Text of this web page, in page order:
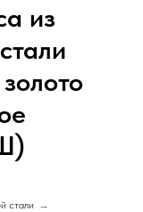
из
стали →